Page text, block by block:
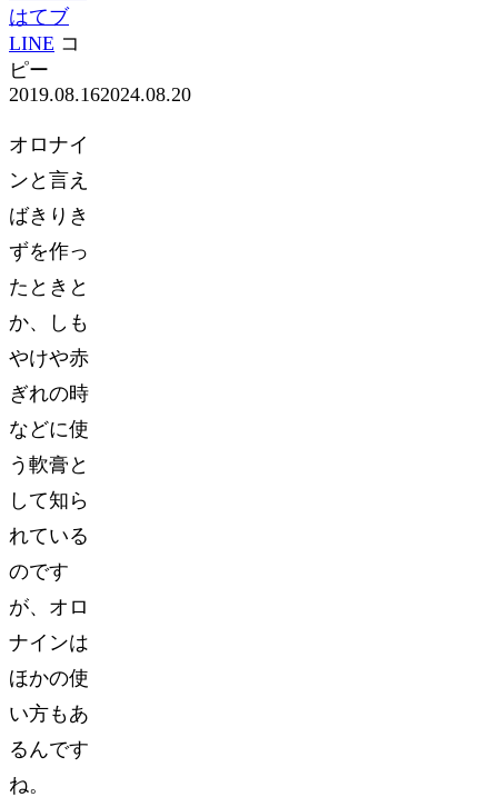
はてブ
LINE コ
ピー
2019.08.162024.08.20
オロナイ
ンと言え
ばきりき
ずを作っ
たときと
か、しも
やけや赤
ぎれの時
などに使
う軟膏と
して知ら
れている
のです
が、オロ
ナインは
ほかの使
い方もあ
るんです
ね。